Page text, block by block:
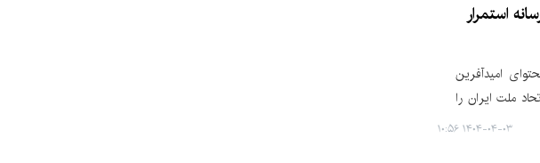
استمرار
امیدآفرین
ملت ایران را
۱۴۰۴-۰۴-۰۳ ۱۰:۵۶